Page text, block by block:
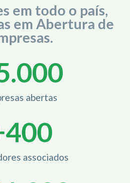
em todo o país,
em Abertura de
abertas
associados
400